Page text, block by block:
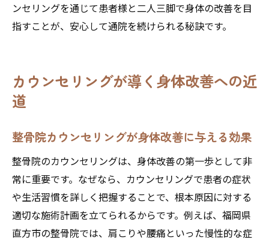
ンセリングを通じて患者様と二人三脚で身体の改善を目
指すことが、安心して通院を続けられる秘訣です。
カウンセリングが導く身体改善への近
道
整骨院カウンセリングが身体改善に与える効果
整骨院のカウンセリングは、身体改善の第一歩として非
常に重要です。なぜなら、カウンセリングで患者の症状
や生活習慣を詳しく把握することで、根本原因に対する
適切な施術計画を立てられるからです。例えば、福岡県
直方市の整骨院では、肩こりや腰痛といった慢性的な症